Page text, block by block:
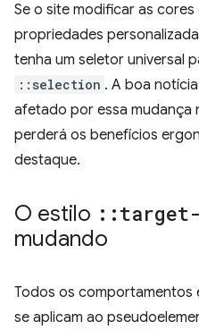
Se o site modificar as
propriedades
tenha um seletor universal
::selection . A boa
afetado por essa mudança
perderá os benefícios
destaque.
O estilo ::
mudando
Todos os comportamentos
se aplicam ao